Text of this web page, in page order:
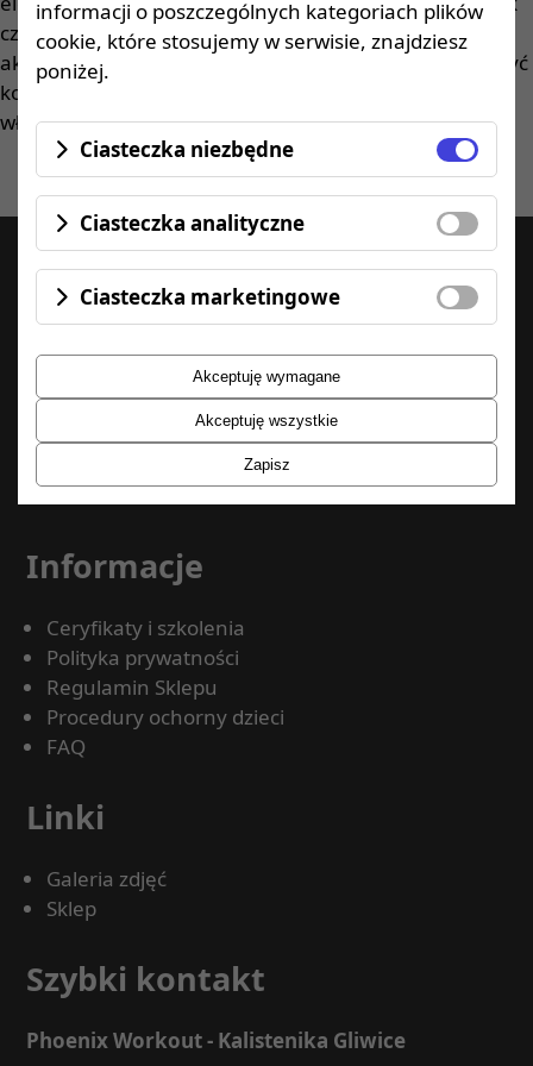
czuł się wysłuchany i zrozumiany. Umiejętność
aktywnego słuchania i empatia pozwalają nam stworzyć
komfortową atmosferę, w której łatwiej przełamywać
własne ograniczenia.
Oferta
Ćwiczenia dla zdrowia
Ćwiczenia dla siły i kondycji
Ćwiczenia dla dzieci
Cennik
Informacje
Ceryfikaty i szkolenia
Polityka prywatności
Regulamin Sklepu
Procedury ochorny dzieci
FAQ
Linki
Galeria zdjęć
Sklep
Szybki kontakt
Phoenix Workout - Kalistenika Gliwice
informacji o poszczególnych kategoriach plików
cookie, które stosujemy w serwisie, znajdziesz
poniżej.
Ciasteczka niezbędne
Ciasteczka analityczne
Ciasteczka marketingowe
Akceptuję wymagane
Akceptuję wszystkie
Zapisz